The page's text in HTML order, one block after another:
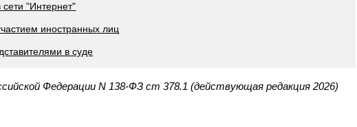
"Интернет"
иностранных лиц
в суде
Федерации N 138-ФЗ ст 378.1 (действующая редакция 2026)